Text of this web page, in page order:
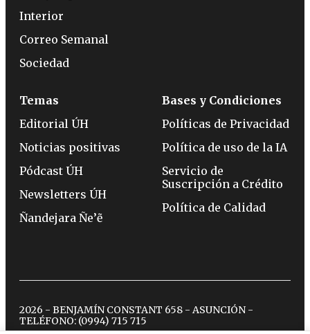
Interior
Correo Semanal
Sociedad
Temas
Editorial ÚH
Noticias positivas
Pódcast ÚH
Newsletters ÚH
Ñandejara Ñe’ẽ
Bases y Condiciones
Políticas de Privacidad
Política de uso de la IA
Servicio de
Suscripción a Crédito
Política de Calidad
2026 - BENJAMÍN CONSTANT 658 - ASUNCIÓN -
TELÉFONO: (0994) 715 715